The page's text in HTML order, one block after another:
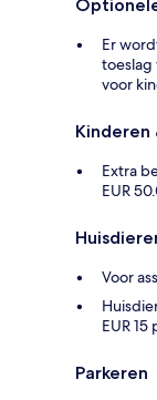
Er
toeslag
voor
Kinderen
Extra
EUR
Voor
EUR
Parkeren